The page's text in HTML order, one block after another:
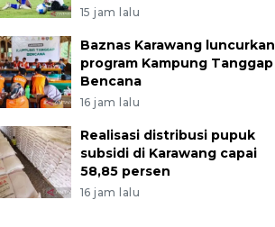
15 jam lalu
Baznas Karawang luncurkan
program Kampung Tanggap
Bencana
16 jam lalu
Realisasi distribusi pupuk
subsidi di Karawang capai
58,85 persen
16 jam lalu